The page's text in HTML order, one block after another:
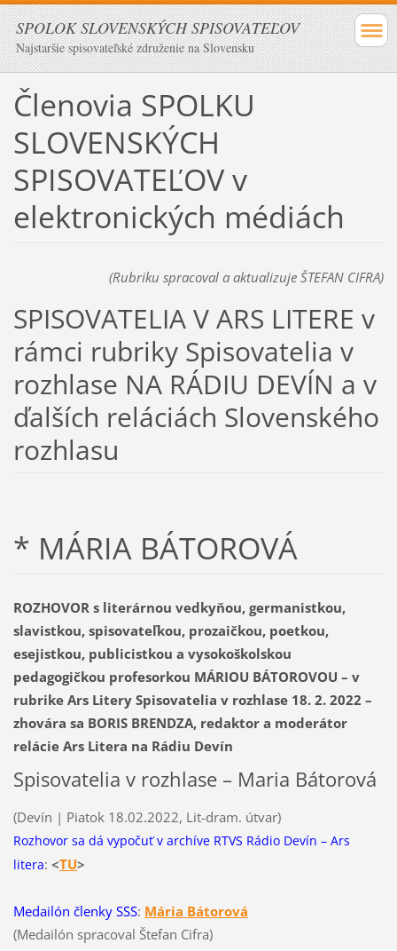
SPOLOK SLOVENSKÝCH SPISOVATEĽOV
Najstaršie spisovateľské združenie na Slovensku
Členovia SPOLKU
SLOVENSKÝCH
SPISOVATEĽOV v
elektronických médiách
(Rubriku spracoval a aktualizuje ŠTEFAN CIFRA)
SPISOVATELIA V ARS LITERE v
rámci rubriky Spisovatelia v
rozhlase NA RÁDIU DEVÍN a v
ďalších reláciách Slovenského
rozhlasu
* MÁRIA BÁTOROVÁ
ROZHOVOR s literárnou vedkyňou, germanistkou,
slavistkou, spisovateľkou, prozaičkou, poetkou,
esejistkou, publicistkou a vysokoškolskou
pedagogičkou profesorkou MÁRIOU BÁTOROVOU – v
rubrike Ars Litery Spisovatelia v rozhlase 18. 2. 2022 –
zhovára sa BORIS BRENDZA, redaktor a moderátor
relácie Ars Litera na Rádiu Devín
Spisovatelia v rozhlase – Maria Bátorová
(Devín | Piatok 18.02.2022, Lit-dram. útvar)
Rozhovor sa dá vypočuť v archíve RTVS Rádio Devín – Ars
litera: <TU>
Medailón členky SSS: Mária Bátorová
(Medailón spracoval Štefan Cifra)